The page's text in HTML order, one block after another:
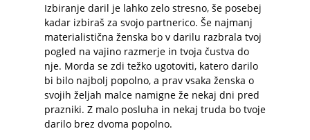
Izbiranje daril je lahko zelo stresno, še posebej
kadar izbiraš za svojo partnerico. Še najmanj
materialistična ženska bo v darilu razbrala tvoj
pogled na vajino razmerje in tvoja čustva do
nje. Morda se zdi težko ugotoviti, katero darilo
bi bilo najbolj popolno, a prav vsaka ženska o
svojih željah malce namigne že nekaj dni pred
prazniki. Z malo posluha in nekaj truda bo tvoje
darilo brez dvoma popolno.